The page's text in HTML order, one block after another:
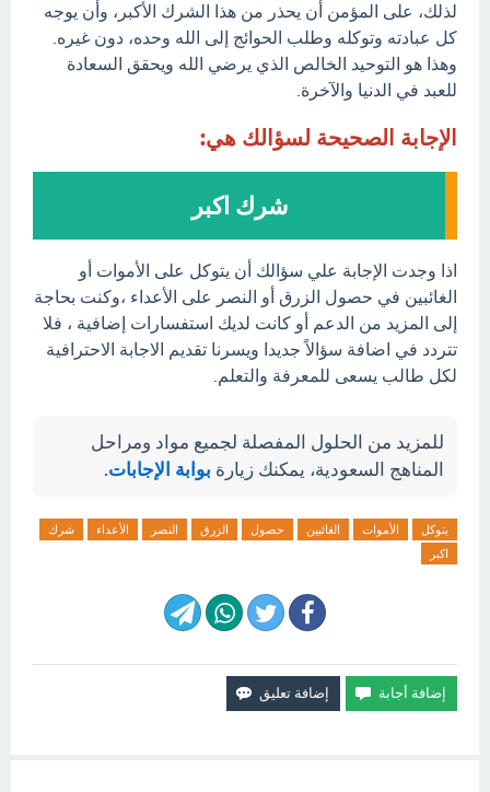
لذلك، على المؤمن أن يحذر من هذا الشرك الأكبر، وأن يوجه
كل عبادته وتوكله وطلب الحوائج إلى الله وحده، دون غيره.
وهذا هو التوحيد الخالص الذي يرضي الله ويحقق السعادة
للعبد في الدنيا والآخرة.
الإجابة الصحيحة لسؤالك هي:
شرك اكبر
اذا وجدت الإجابة علي سؤالك أن يتوكل على الأموات أو
الغائبين في حصول الزرق أو النصر على الأعداء ،وكنت بحاجة
إلى المزيد من الدعم أو كانت لديك استفسارات إضافية ، فلا
تتردد في اضافة سؤالاً جديدا ويسرنا تقديم الاجابة الاحترافية
لكل طالب يسعى للمعرفة والتعلم.
للمزيد من الحلول المفصلة لجميع مواد ومراحل
المناهج السعودية، يمكنك زيارة بوابة الإجابات.
يتوكل الأموات الغائبين حصول الزرق النصر الأعداء
شرك
اكبر